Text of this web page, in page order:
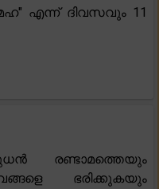
എന്ന് ദിവസവും 11
രണ്ടാമത്തെയും
ഭരിക്കുകയും